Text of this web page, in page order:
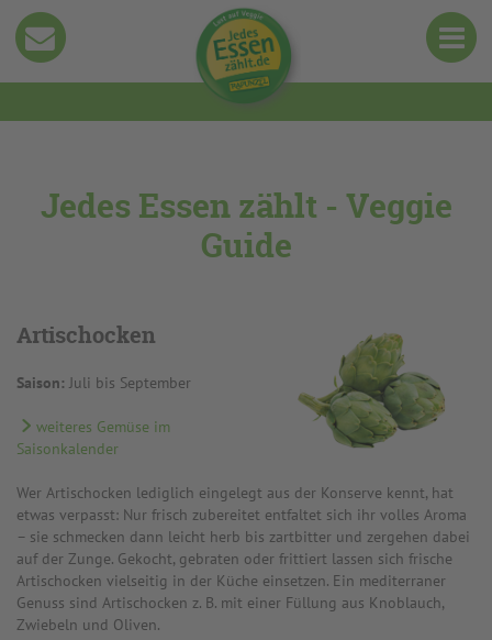
Jedes Essen zählt - Veggie
Guide
Artischocken
Saison: Juli bis September
weiteres Gemüse im
Saisonkalender
Wer Artischocken lediglich eingelegt aus der Konserve kennt, hat
etwas verpasst: Nur frisch zubereitet entfaltet sich ihr volles Aroma
– sie schmecken dann leicht herb bis zartbitter und zergehen dabei
auf der Zunge. Gekocht, gebraten oder frittiert lassen sich frische
Artischocken vielseitig in der Küche einsetzen. Ein mediterraner
Genuss sind Artischocken z. B. mit einer Füllung aus Knoblauch,
Zwiebeln und Oliven.